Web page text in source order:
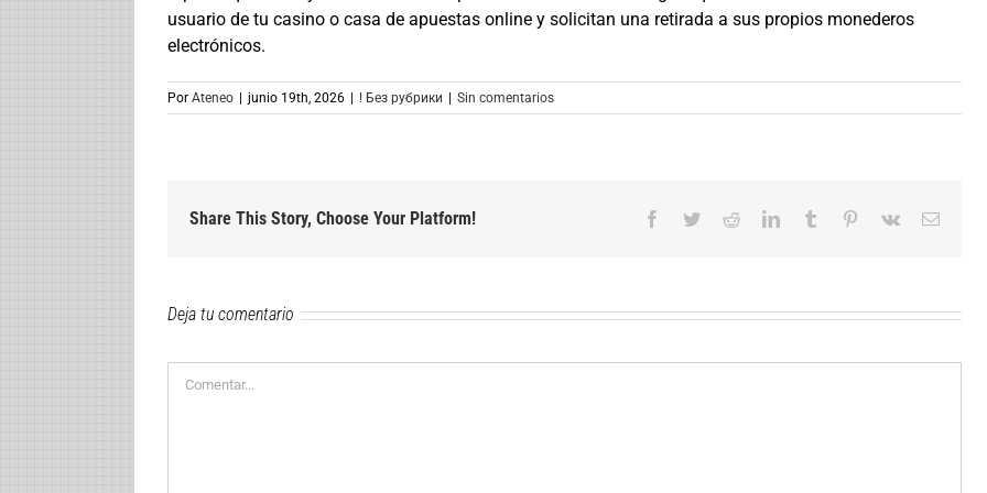
usuario de tu casino o casa de apuestas online y solicitan una retirada a sus propios monederos
electrónicos.
Por Ateneo | junio 19th, 2026 | ! Без рубрики | Sin comentarios
Share This Story, Choose Your Platform! Facebook
TwitterRedditLinkedInTumblr Pinterest
Vk
Correo
Deja tu comentario